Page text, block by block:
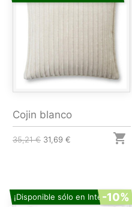
Cojin blanco
35,21 € 31,69 € 
¡Disponible sólo en Internet!
-10%